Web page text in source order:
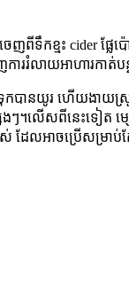
ពីទឹកខ្មះ cider ផ្ល
ាររំលាយអាហារក
ទុកបានយូរ ហើយងា
ងៗ។លើសពីនេះទៀត
ស់ ដែលអាចប្រើសម្រ